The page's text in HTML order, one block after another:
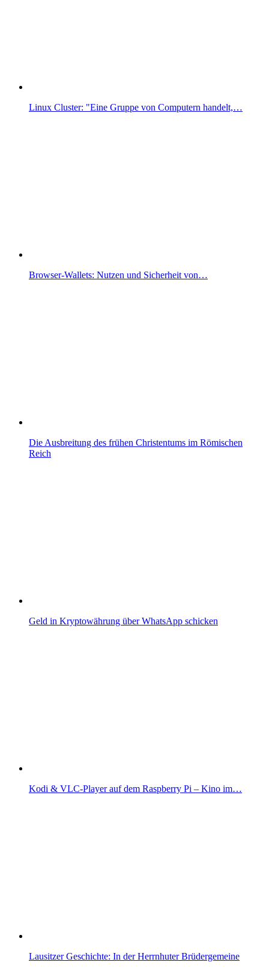
Linux Cluster: "Eine Gruppe von Computern handelt,…
Browser-Wallets: Nutzen und Sicherheit von…
Die Ausbreitung des frühen Christentums im Römischen
Reich
Geld in Kryptowährung über WhatsApp schicken
Kodi & VLC-Player auf dem Raspberry Pi – Kino im…
Lausitzer Geschichte: In der Herrnhuter Brüdergemeine